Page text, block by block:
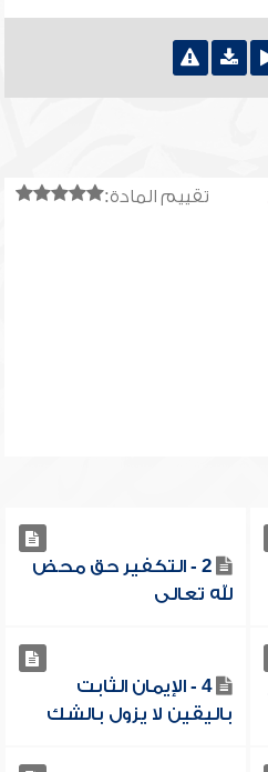
تقييم المادة:
2 - التكفير حق محض
لله تعالى
4 - الإيمان الثابت
باليقين لا يزول بالشك